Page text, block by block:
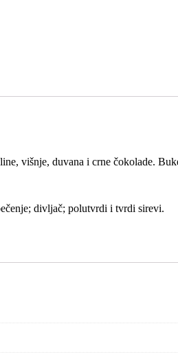
višnje, duvana i crne čokolade.
divljač; polutvrdi i tvrdi sirevi.